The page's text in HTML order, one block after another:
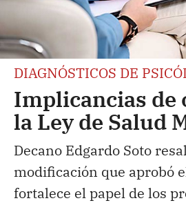
DIAGNÓSTICOS DE
Implicancias de
la Ley de Salud
Decano Edgardo Soto
modificación que aprobó
fortalece el papel de los